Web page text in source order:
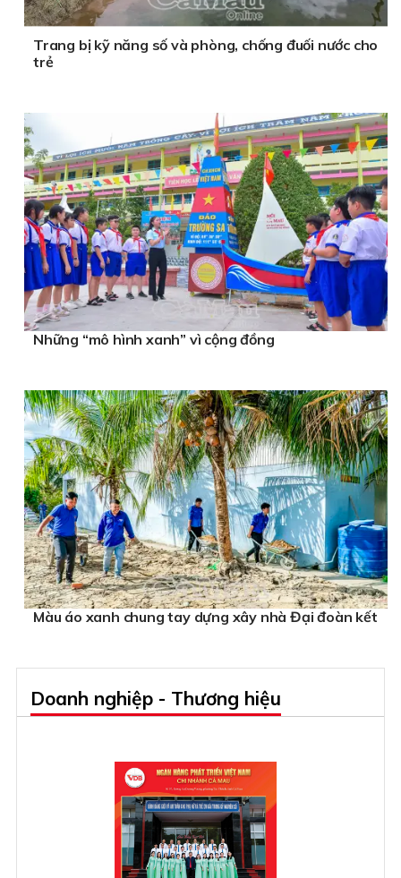
Trang bị kỹ năng số và phòng, chống đuối nước cho
trẻ
Những “mô hình xanh” vì cộng đồng
Màu áo xanh chung tay dựng xây nhà Đại đoàn kết
Doanh nghiệp - Thương hiệu